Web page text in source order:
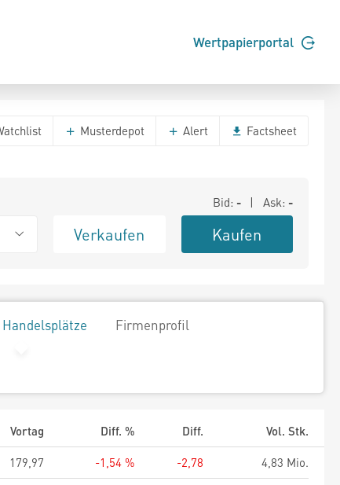
Wertpapierportal
Musterdepot Alert Factsheet
Bid: - | Ask: -
Verkaufen Kaufen
Firmenprofil
Vortag Diff. % Diff.
Vol. Stk.
179,97 -1,54 % -2,78
4,83 Mio.